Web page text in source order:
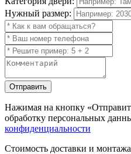
Нужный размер:
Отправить
Нажимая на кнопку
обработку персональных
конфиденциальности
Стоимость доставки и монтажа